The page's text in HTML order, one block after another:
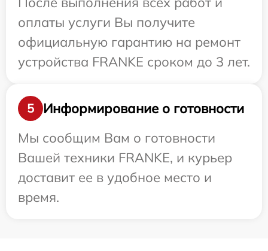
оплаты услуги Вы получите
официальную гарантию на ремонт
устройства FRANKE сроком до 3 лет.
5
Информирование о готовности
Мы сообщим Вам о готовности
Вашей техники FRANKE, и курьер
доставит ее в удобное место и
время.